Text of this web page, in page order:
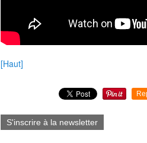
[Haut]
S'inscrire à la newsletter